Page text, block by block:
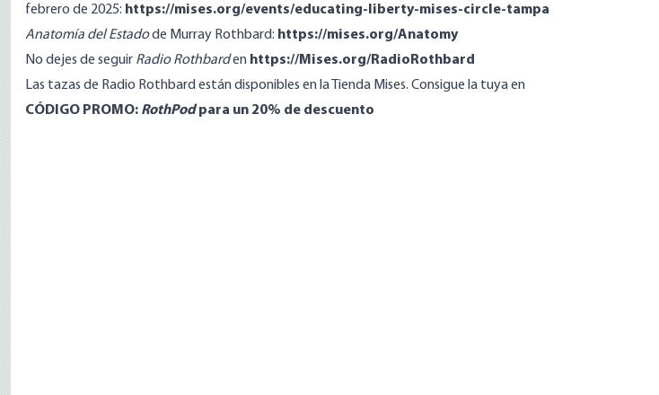
febrero de 2025: https://mises.org/events/educating-liberty-mises-circle-tampa
Anatomía del Estadode Murray Rothbard: https://mises.org/Anatomy
No dejes de seguir Radio Rothbarden https://Mises.org/RadioRothbard
Las tazas de Radio Rothbard están disponibles en la Tienda Mises. Consigue la tuya en
CÓDIGO PROMO: RothPodpara un 20% de descuento